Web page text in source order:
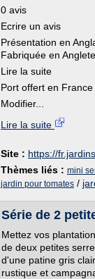
0 avis
Ecrire un avis
Présentation en
Fabriquée en
Lire la suite
Port offert en
Modifier...
Lire la suite
Site : https://
Thèmes liés : mini
jardin pour tomates /
Série de 2
Mettez vos
de deux petites
d'une patine gris
rustique et